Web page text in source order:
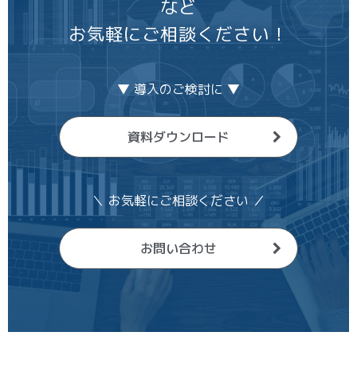
など
お気軽にご相談ください！
▼ 導入のご検討に ▼
資料ダウンロード
＼ お気軽にご相談ください ／
お問い合わせ